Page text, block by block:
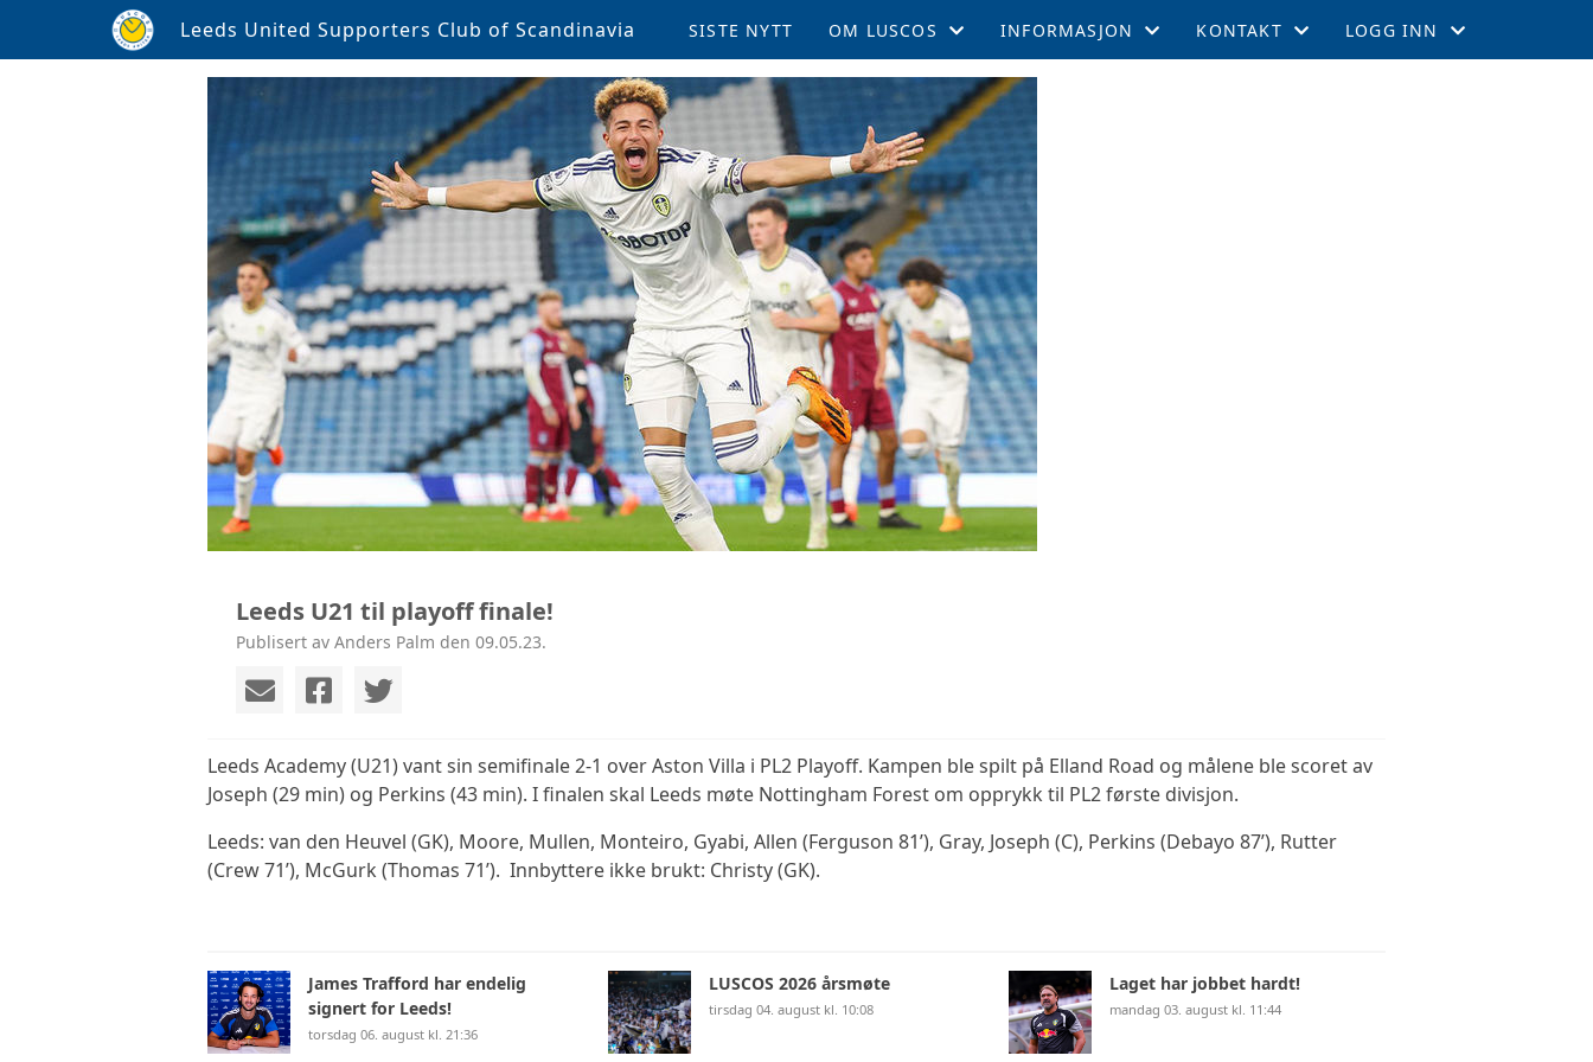
Leeds United Supporters Club of Scandinavia SISTE NYTT OM LUSCOS
ÅRSMØTE OG VEDTEKTER
LUSCOS HISTORIEN
FELLESTURER OG ARRANGEMENTER
MEDLEMSBLAD (TPN)
MEDLEMSFORDELER
TALENTSTIPEND
GLADE FOND
LOKALE AVDELINGER
INFORMASJON
MEDLEMSKAP
SUPPORTERCUPEN
KAMPER OG TABELL
LEEDSEFFEKTER
AKTIVITETSKALENDER
KONTAKT LOGG INN
Leeds U21 til playoff finale!
Publisert av Anders Palm den 09.05.23.
Leeds Academy (U21) vant sin semifinale 2-1 over Aston Villa i PL2 Playoff. Kampen ble spilt på Elland Road og målene ble scoret av
Joseph (29 min) og Perkins (43 min). I finalen skal Leeds møte Nottingham Forest om opprykk til PL2 første divisjon.
Leeds: van den Heuvel (GK), Moore, Mullen, Monteiro, Gyabi, Allen (Ferguson 81’), Gray, Joseph (C), Perkins (Debayo 87’), Rutter
(Crew 71’), McGurk (Thomas 71’). Innbyttere ikke brukt: Christy (GK).
James Trafford har endelig
signert for Leeds!
torsdag 06. august kl. 21:36
LUSCOS 2026 årsmøte
tirsdag 04. august kl. 10:08
Laget har jobbet hardt!
mandag 03. august kl. 11:44